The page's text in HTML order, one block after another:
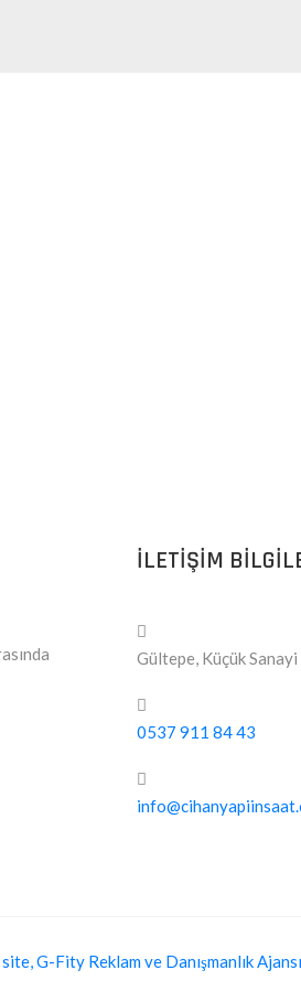
ILETIŞIM
Gültepe, Küçük
0537 911 84 43
G-Fity Reklam ve Danışmanlık